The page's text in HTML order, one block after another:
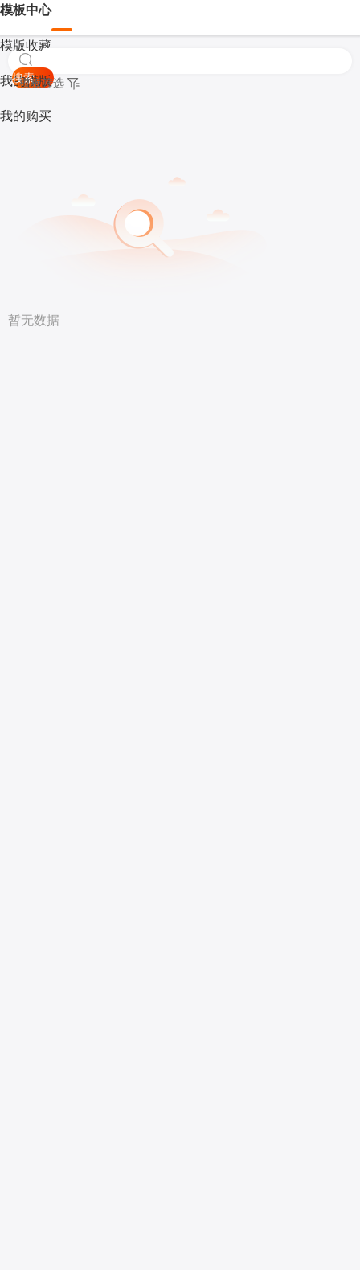
模板中心
模版收藏
我的模版
我的购买
搜索
模板筛选
暂无数据